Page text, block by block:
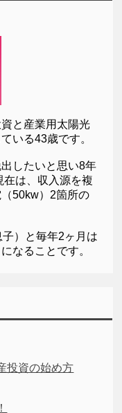
と産業用太陽光
いる43歳です。
したいと思い8年
在は、収入源を複
50kw）2箇所の
）と毎年2ヶ月は
なることです。
投資の始め方